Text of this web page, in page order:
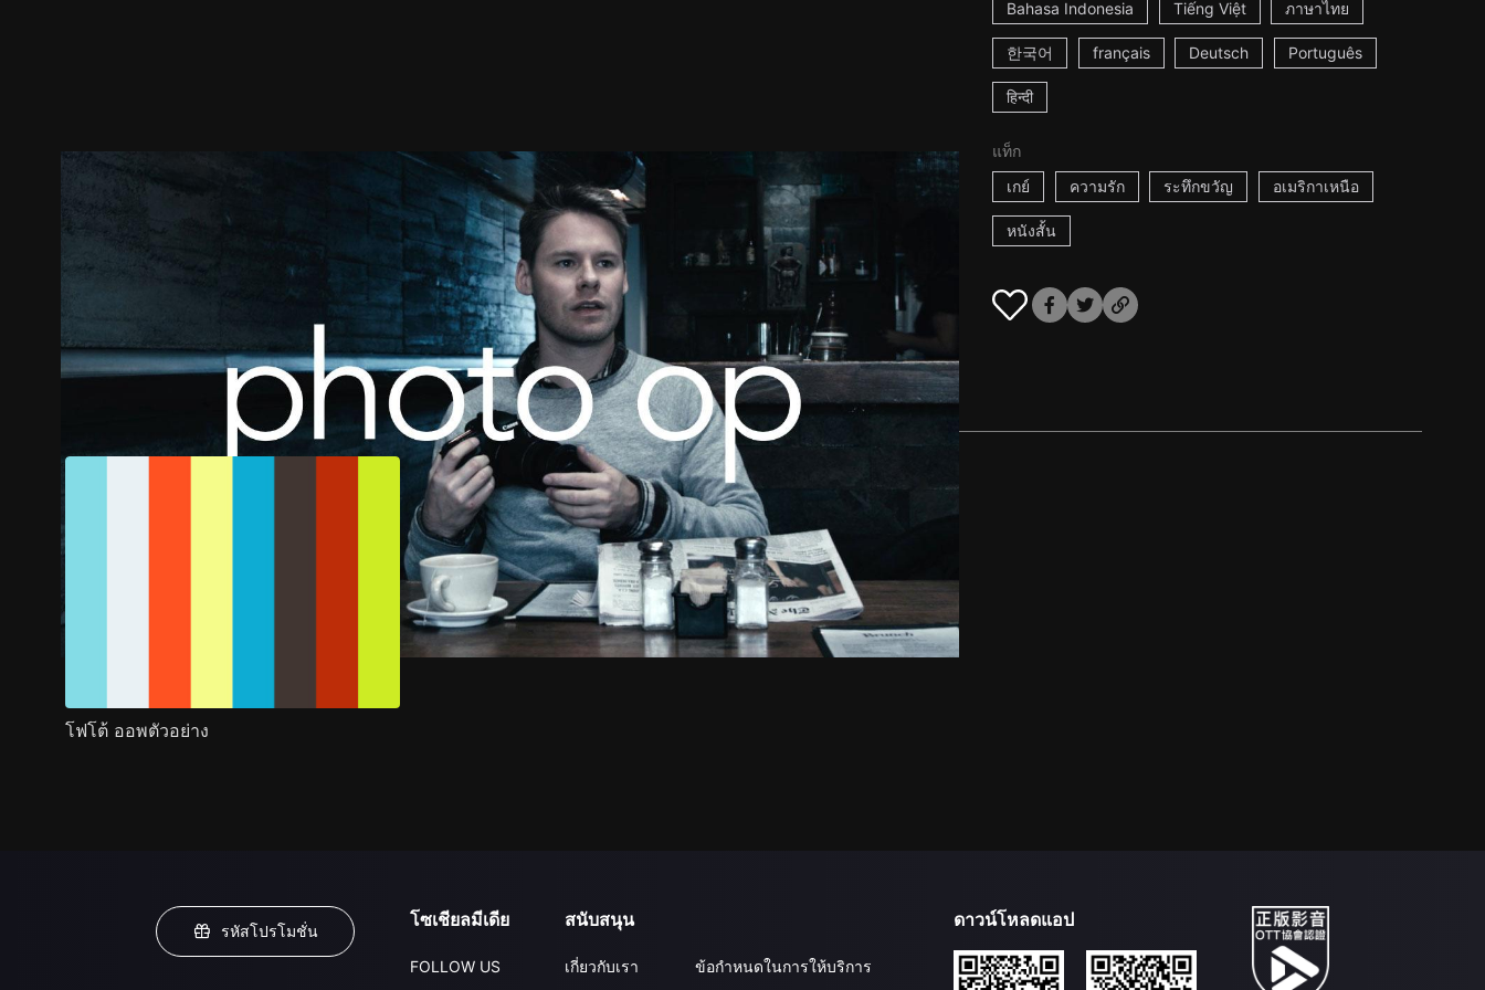
Bahasa Indonesia Tiếng Việt ภาษาไทย
한국어 français Deutsch Português
हिन्दी
แท็ก
เกย์
ความรัก ระทึกขวัญ อเมริกาเหนือ
หนังสั้น
เนื้อหาที่แนะนำ รายละเอียด
โฟโต้ ออพตัวอย่าง
รหัสโปรโมชั่น
โซเชียลมีเดีย
FOLLOW US
สนับสนุน
เกี่ยวกับเรา
ข้อกำหนดในการให้บริการ
ดาวน์โหลดแอป